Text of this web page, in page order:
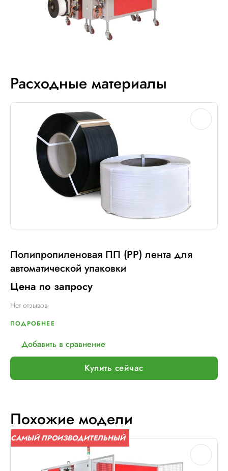
Расходные материалы
Полипропиленовая ПП (PP) лента для
автоматической упаковки
Цена по запросу
Нет отзывов
ПОДРОБНЕЕ
Добавить в сравнение
Купить сейчас
Похожие модели
САМЫЙ ПРОИЗВОДИТЕЛЬНЫЙ